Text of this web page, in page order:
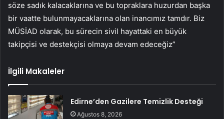
söze sadık kalacaklarına ve bu topraklara huzurdan başka
bir vaatte bulunmayacaklarına olan inancımız tamdır. Biz
MÜSİAD olarak, bu sürecin sivil hayattaki en büyük
takipçisi ve destekçisi olmaya devam edeceğiz”
İlgili Makaleler
Edirne’den Gazilere Temizlik Desteği
Ağustos 8, 2026